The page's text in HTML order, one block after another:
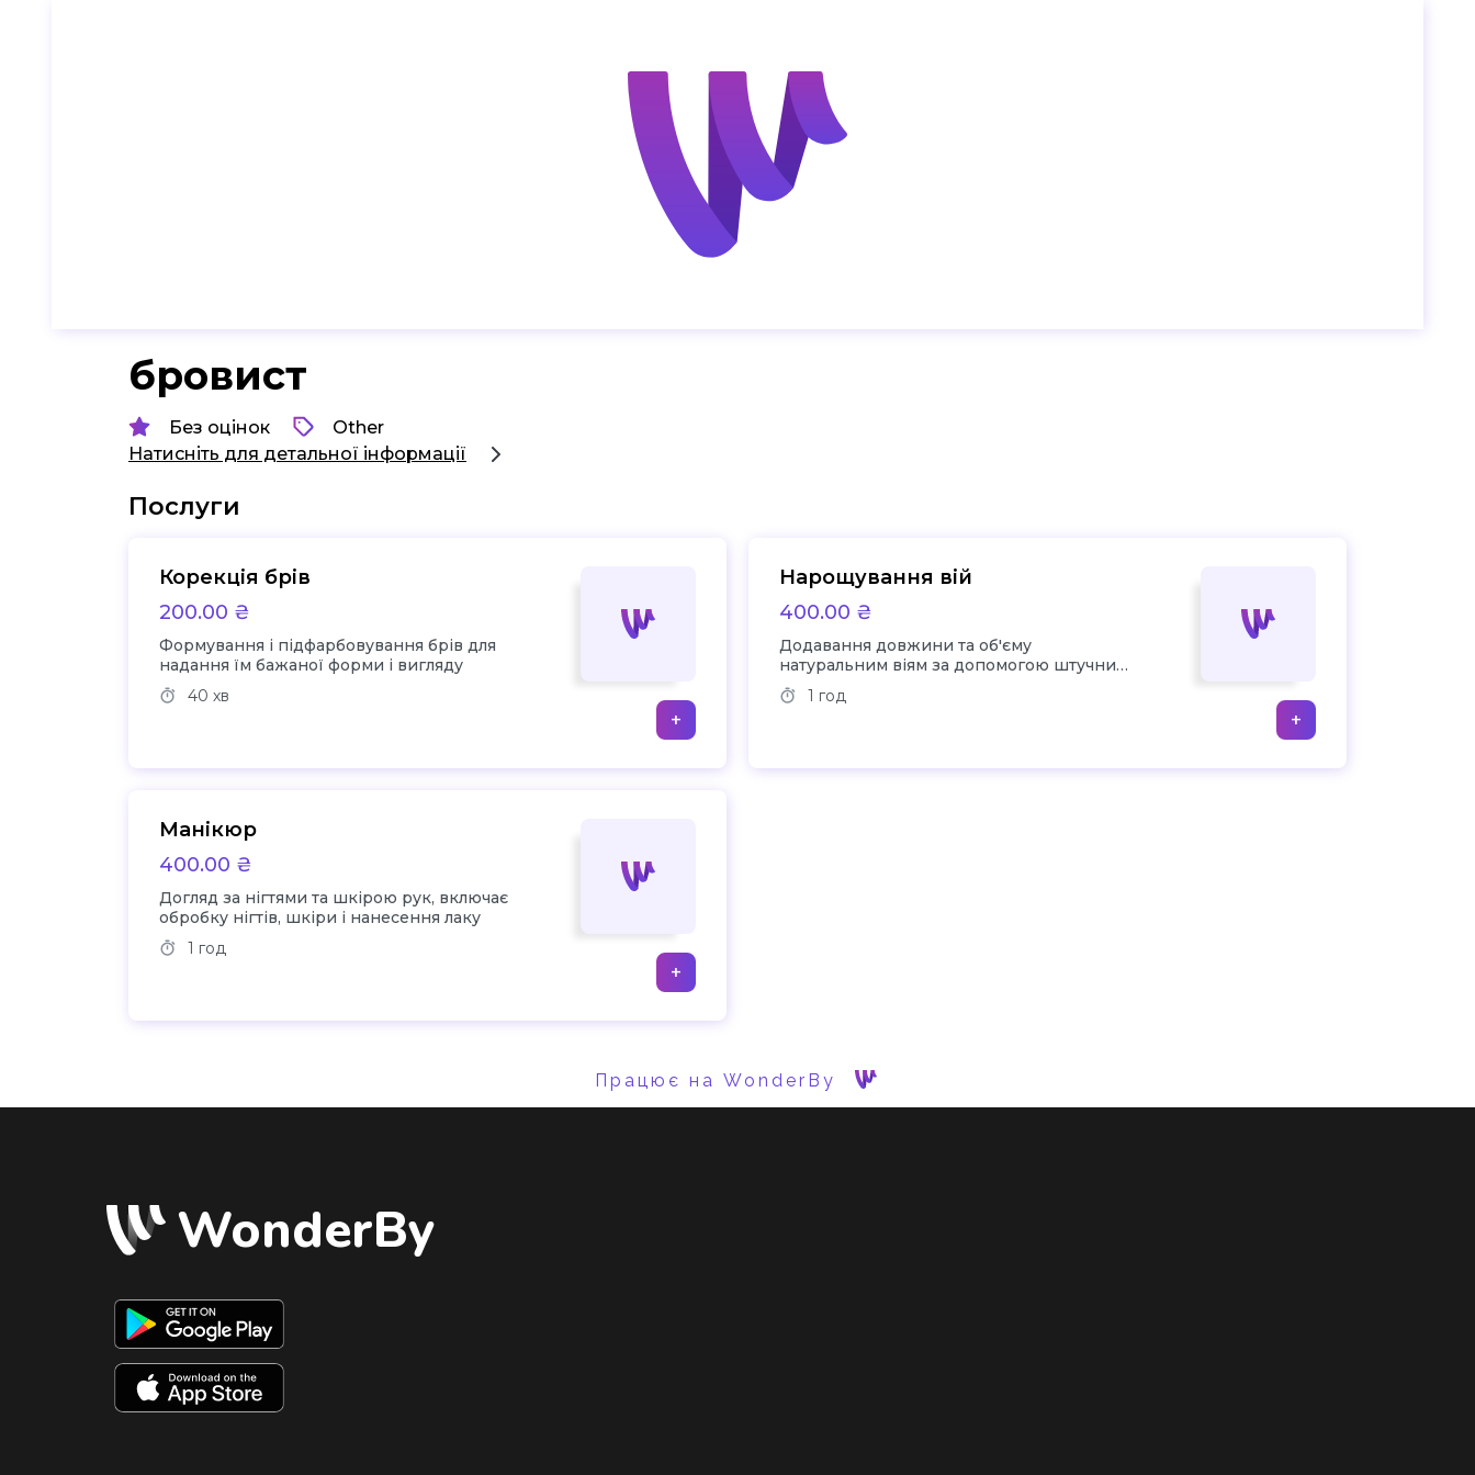
бровист
Без оцінок
Other
Натисніть для детальної інформації
Послуги
Корекція брів
200.00 ₴
Формування і підфарбовування брів для
надання їм бажаної форми і вигляду
40 хв
+
Нарощування вій
400.00 ₴
Додавання довжини та об'єму
натуральним віям за допомогою штучних
вій
1 год
+
Манікюр
400.00 ₴
Догляд за нігтями та шкірою рук, включає
обробку нігтів, шкіри і нанесення лаку
1 год
+
Працює на WonderBy
WonderBy